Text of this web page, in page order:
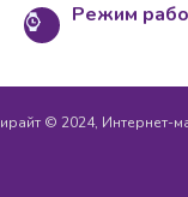
Режим
© 2024, Интернет-